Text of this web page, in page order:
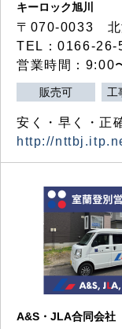
キーロック旭川
〒070-0033 北
TEL：0166-26-
営業時間：9:00
販売可 工
安く・早く・正
http://
A&S・JLA合同会社